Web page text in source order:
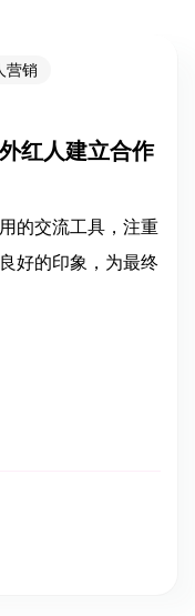
营销
红人建立合作
的交流工具，注重
好的印象，为最终